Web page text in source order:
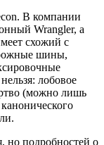
В компании
Wrangler, а
схожий с
шины,
лобовое
(можно лишь
но подробностей о